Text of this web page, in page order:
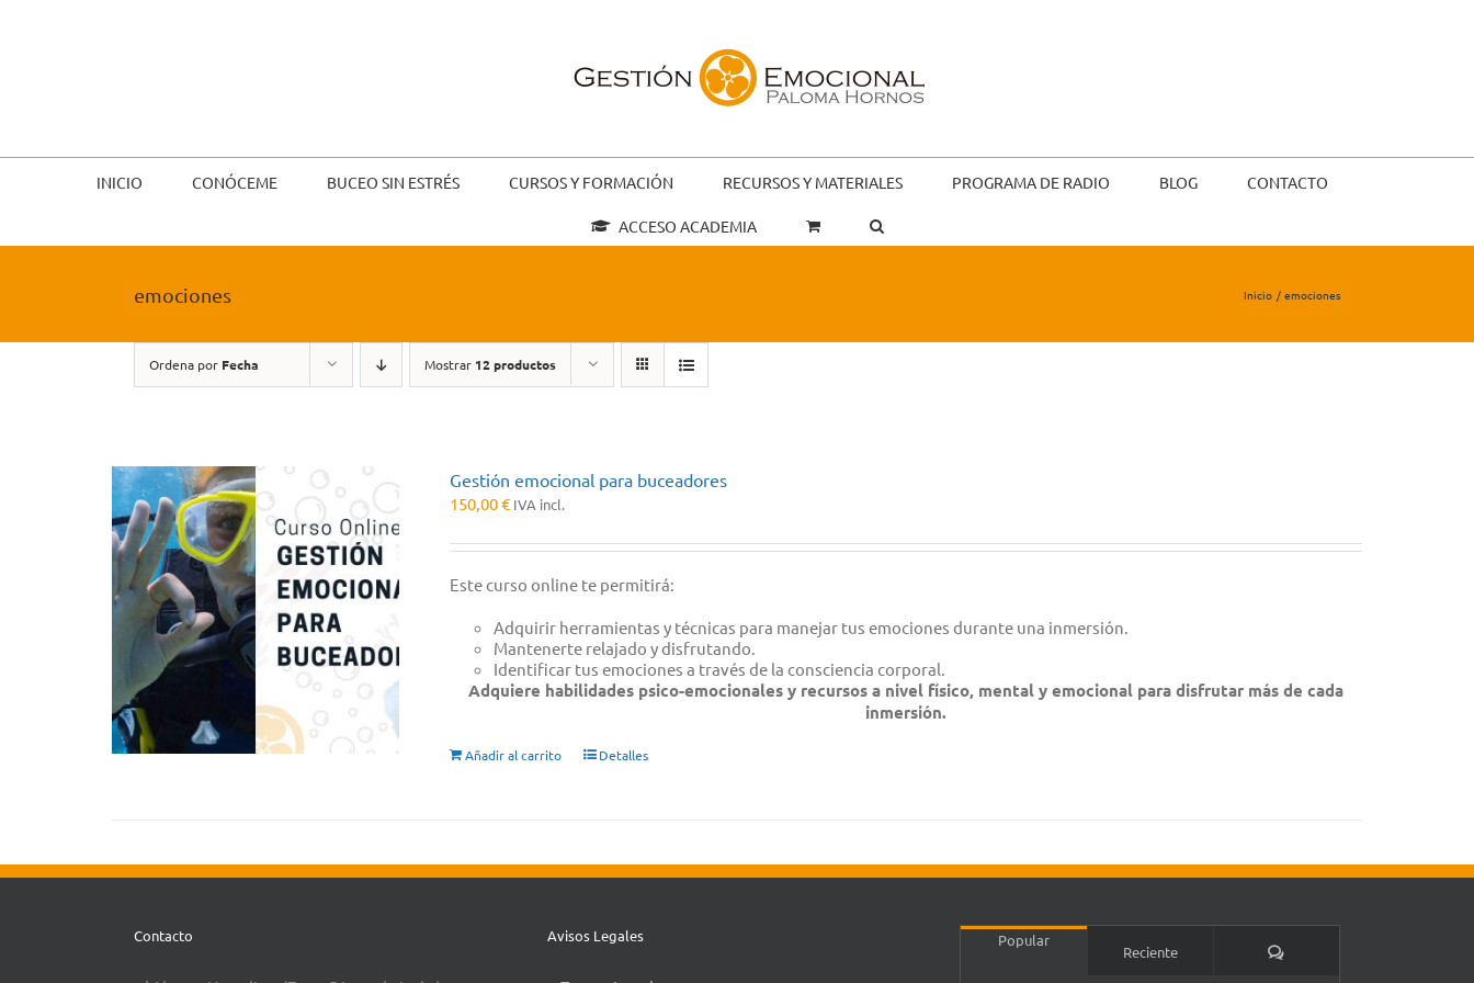
INICIO CONÓCEME BUCEO SIN ESTRÉS CURSOS Y FORMACIÓN RECURSOS Y MATERIALES PROGRAMA DE RADIO BLOG CONTACTO
ACCESO ACADEMIA
emociones Inicio emociones
Ordena por Fecha Mostrar 12 productos
Gestión emocional para buceadores
150,00€ IVA incl.
Este curso online te permitirá:
Adquirir herramientas y técnicas para manejar tus emociones durante una inmersión.
Mantenerte relajado y disfrutando.
Identificar tus emociones a través de la consciencia corporal.
Adquiere habilidades psico-emocionales y recursos a nivel físico, mental y emocional para disfrutar más de cada
inmersión.
Añadir al carrito Detalles
Contacto Avisos Legales Popular
Reciente Comentarios